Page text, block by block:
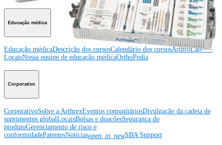
Educação médica
Educação médicaDescrição dos cursosCalendário dos cursosArthroLab™ -
LocaisNossa equipe de educação médicaOrthoPedia
Corporativo
CorporativoSobre a ArthrexEventos comunitáriosDivulgação da cadeia de
suprimentos globalLocaisBolsas e doaçõesSegurança do
produtoGerenciamento de risco e
conformidadePatentesNotíciasopen_in_newSBA Support